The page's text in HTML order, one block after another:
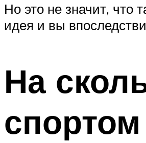
Но это не значит, что
идея и вы
На
спортом